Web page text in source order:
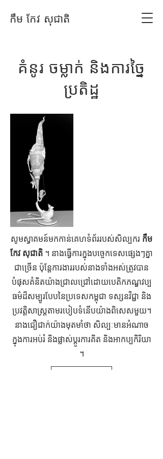
កឹម កែវ សុជាតិ
គំនូរ ចម្លាក់ និងការច្នៃ
ប្រតិដ្ឋ
សូមស្វាគមន៍មកកាន់គេហទំព័ររបស់សិល្បករ កឹម
កែវ សុជាតិ ។ នាងធ្វើការក្នុងបច្ចេកទេសផ្សេងៗគ្នា
ជាច្រើន ប៉ុន្តែការងាររបស់នាងទាំងអស់ត្រូវបាន
បំផុសគំនិតយ៉ាងជ្រាលជ្រៅដោយបេតិកភណ្ឌវប្ប
ធម៌ដ៏សម្បូរបែបនៃប្រទេសកម្ពុជា ទស្សនវិជ្ជា និង
ប្រវត្តិសាស្ត្រតាមរបៀបទំនើបយ៉ាងពិសេសមួយ។
នាង​ជឿជាក់​យ៉ាង​មុតមាំ​ថា សិល្បៈ​មាន​អំណាច​
ក្នុង​ការ​អប់រំ និង​ផ្លាស់ប្តូរ​ការគិត និង​អាកប្បកិរិយា​
។